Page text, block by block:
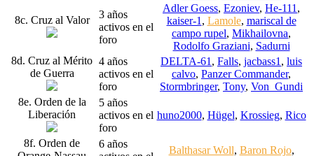
8c. Cruz al Valor
3 años
activos en el
foro
Adler Goess, Ezoniev, He-111 ,
kaiser-1 , Lamole, mariscal de
campo rupel, Mikhailovna,
Rodolfo Graziani, Sadurni
8d. Cruz al Mérito
de Guerra
4 años
activos en el
foro
DELTA-61 , Falls, jacbass1 , luis
calvo, Panzer Commander,
Stormbringer, Tony, Von_Gundi
8e. Orden de la
Liberación
5 años
activos en el
foro
huno2000, Hügel, Krossieg, Rico
8f. Orden de
6 años
Balthasar Woll, Baron Rojo,